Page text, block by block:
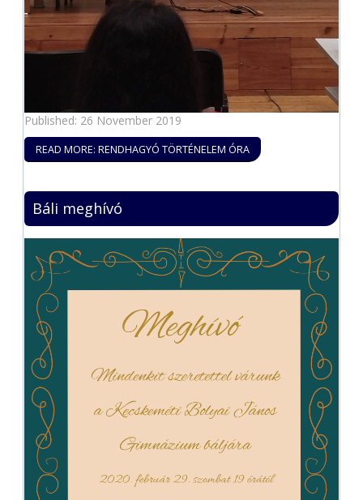
Published: 26 November 2019
READ MORE: RENDHAGYÓ TÖRTÉNELEM ÓRA
Báli meghívó